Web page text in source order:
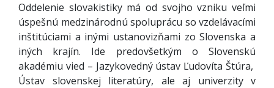
Oddelenie slovakistiky má od svojho vzniku veľmi
úspešnú medzinárodnú spoluprácu so vzdelávacími
inštitúciami a inými ustanovizňami zo Slovenska a
iných krajín. Ide predovšetkým o Slovenskú
akadémiu vied – Jazykovedný ústav Ľudovíta Štúra,
Ústav slovenskej literatúry, ale aj univerzity v